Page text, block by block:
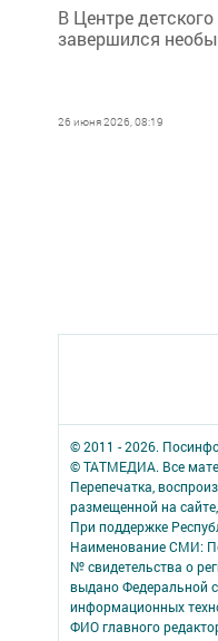
В Центре
завершился
26 июня 2026, 08:19
© 2011 - 2026.
© ТАТМЕДИА. Все
Перепечатка,
размещенной на
При поддержке
Наименование СМИ:
№ свидетельства о
выдано Федеральной
информационных
ФИО главного